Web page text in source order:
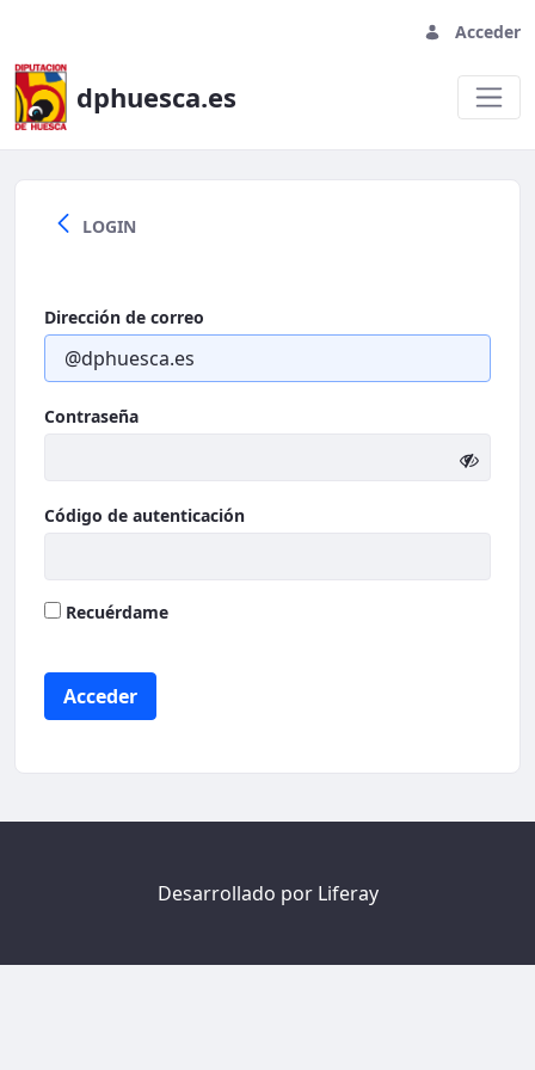
Acceder
dphuesca.es
Welcome
LOGIN
Dirección de correo
Contraseña
Código de autenticación
Recuérdame
Acceder
Desarrollado por Liferay